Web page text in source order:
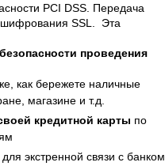
PCI DSS. Передача
шифрования SSL. Эта
проведения
как бережете наличные
магазине и т.д.
кредитной карты по
экстренной связи с банком,